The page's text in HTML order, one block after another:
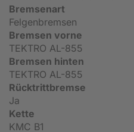
Bremsenart
Felgenbremsen
Bremsen vorne
TEKTRO AL-855
Bremsen hinten
TEKTRO AL-855
Rücktrittbremse
Ja
Kette
KMC B1